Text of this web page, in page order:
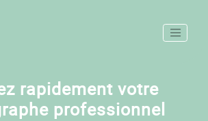
rapidement votre
professionnel